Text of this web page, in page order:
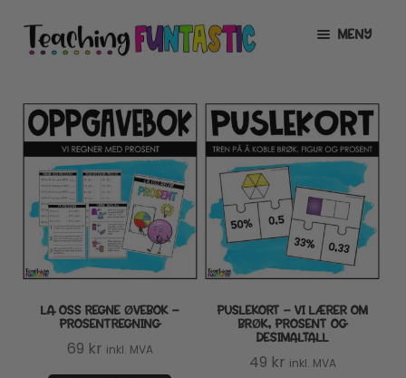
Hopp
til
Hopp
til
MENY
UNDERMENY
MIN KONTO
GRATIS
UTVID
UNDERMENY
BUTIKK
UTVID
UNDERMENY
LISENSER
UTVID
TIPSHJØRNET
LA OSS REGNE ØVEBOK –
PROSENTREGNING
69 kr inkl. MVA
PUSLEKORT – VI LÆRER OM
BRØK, PROSENT OG
DESIMALTALL
49 kr inkl. MVA